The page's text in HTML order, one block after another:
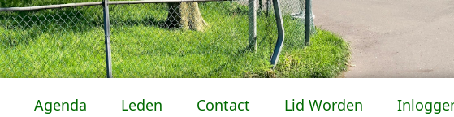
Agenda Leden Contact Lid Worden